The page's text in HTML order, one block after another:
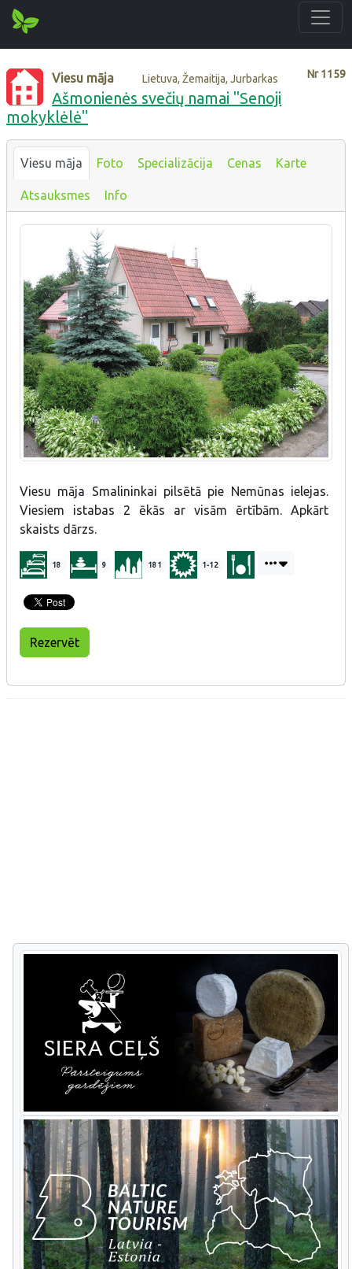
Nr1159
Viesu māja Lietuva, Žemaitija, Jurbarkas
Ašmonienės svečių namai "Senoji
mokyklėlė"
Viesu māja Foto Specializācija Cenas Karte
Atsauksmes Info
Viesu māja Smalininkai pilsētā pie Nemūnas ielejas.
Viesiem istabas 2 ēkās ar visām ērtībām. Apkārt
skaists dārzs.
18 9 181 1-12
Rezervēt